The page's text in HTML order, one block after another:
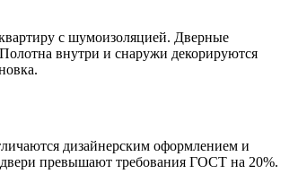
с шумоизоляцией. Дверные
внутри и снаружи декорируются
дизайнерским оформлением и
превышают требования ГОСТ на 20%.